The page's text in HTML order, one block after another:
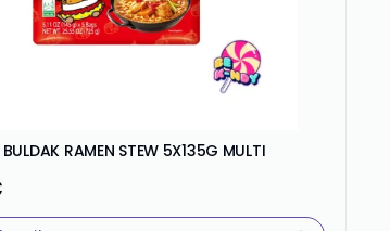
RAMEN STEW 5X135G MULTI